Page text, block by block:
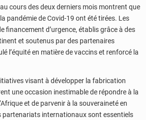
cours des deux derniers mois montrent que
pandémie de Covid-19 ont été tirées. Les
financement d’urgence, établis grâce à des
et soutenus par des partenaires
l’équité en matière de vaccins et renforcé la
visant à développer la fabrication
une occasion inestimable de répondre à la
et de parvenir à la souveraineté en
partenariats internationaux sont essentiels